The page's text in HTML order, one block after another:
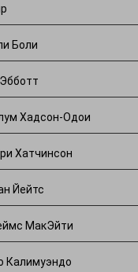
Боли
Хадсон-Одои
Хатчинсон
Йейтс
МакЭйти
Калимуэндо